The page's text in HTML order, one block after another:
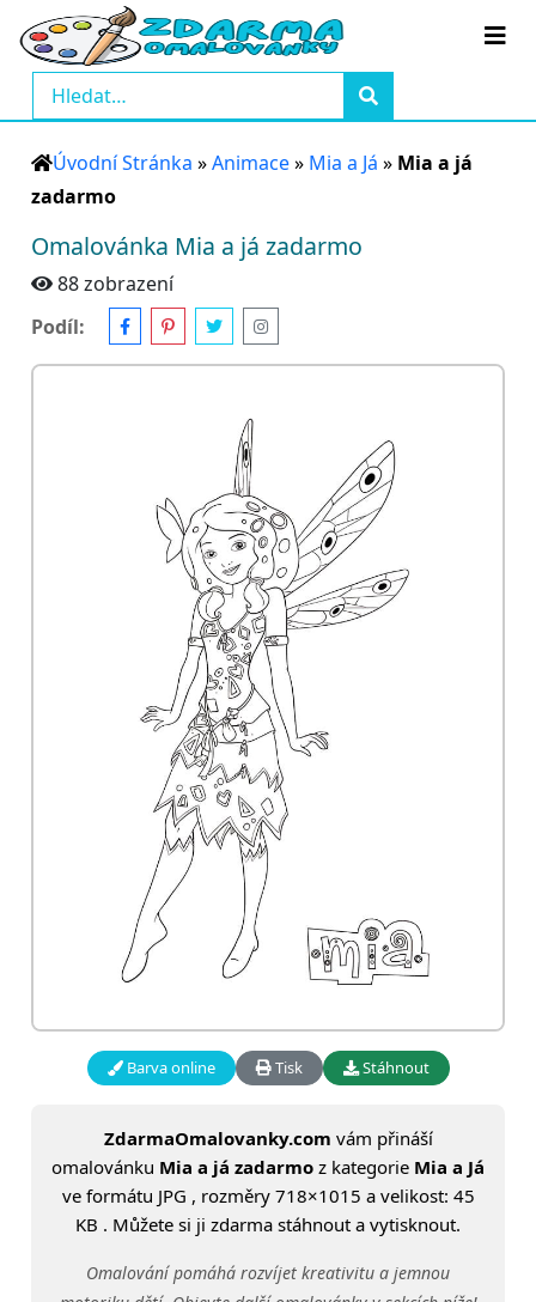
Úvodní Stránka »Animace» Mia a Já » Mia a já
zadarmo
Omalovánka Mia a já zadarmo
88 zobrazení
Podíl:
Barva online Tisk Stáhnout
ZdarmaOmalovanky.com vám přináší
omalovánku Mia a já zadarmo z kategorie Mia a Já
ve formátu JPG , rozměry 718×1015 a velikost: 45
KB . Můžete si ji zdarma stáhnout a vytisknout.
Omalování pomáhá rozvíjet kreativitu a jemnou